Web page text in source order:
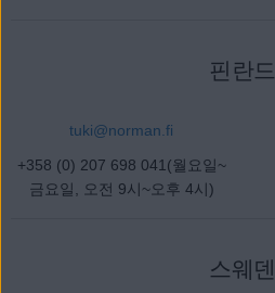
핀란드
tuki@norman .fi
+358 (0) 207 698 041(월요일~
금요일, 오전 9시~오후 4시)
스웨덴